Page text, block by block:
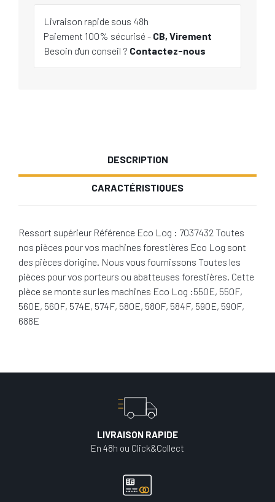
Livraison rapide sous 48h
Paiement 100% sécurisé - CB, Virement
Besoin d'un conseil ? Contactez-nous
DESCRIPTION
CARACTÉRISTIQUES
Ressort supérieur Référence Eco Log : 7037432 Toutes
nos pièces pour vos machines forestières Eco Log sont
des pièces d'origine. Nous vous fournissons Toutes les
pièces pour vos porteurs ou abatteuses forestières. Cette
pièce se monte sur les machines Eco Log :550E, 550F,
560E, 560F, 574E, 574F, 580E, 580F, 584F, 590E, 590F,
688E
LIVRAISON RAPIDE
En 48h ou Click&Collect